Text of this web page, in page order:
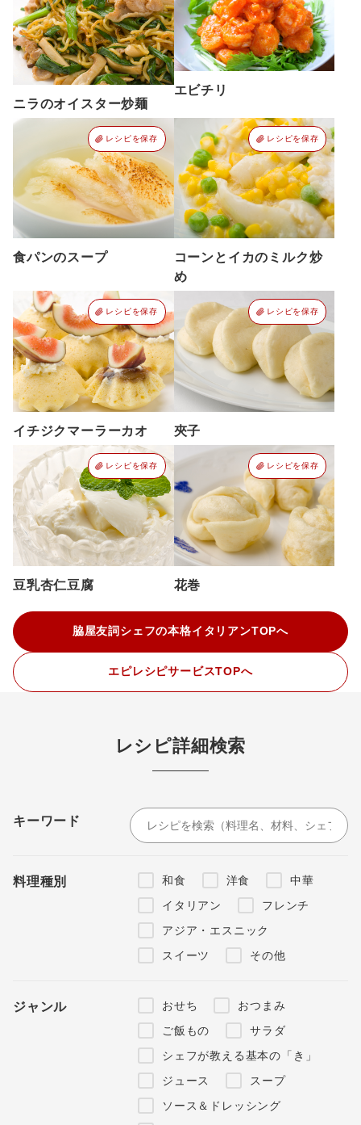
ニラのオイスター炒麺
エビチリ
レシピを保存
食パンのスープ
レシピを保存
コーンとイカのミルク炒
め
レシピを保存
イチジクマーラーカオ
レシピを保存
夾子
レシピを保存
豆乳杏仁豆腐
レシピを保存
花巻
脇屋友詞シェフの本格イタリアンTOPへ
エピレシピサービスTOPへ
レシピ詳細検索
キーワード
料理種別 和食 洋食
中華
イタリアン
フレンチ
アジア・エスニック
スイーツ
その他
ジャンル おせち
おつまみ
ご飯もの
サラダ
シェフが教える基本の「き」
ジュース
スープ
ソース＆ドレッシング